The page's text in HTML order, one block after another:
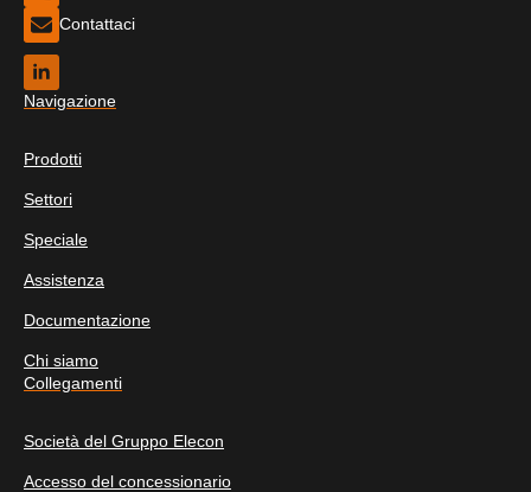
Contattaci
Navigazione
Prodotti
Settori
Speciale
Assistenza
Documentazione
Chi siamo
Collegamenti
Società del Gruppo Elecon
Accesso del concessionario